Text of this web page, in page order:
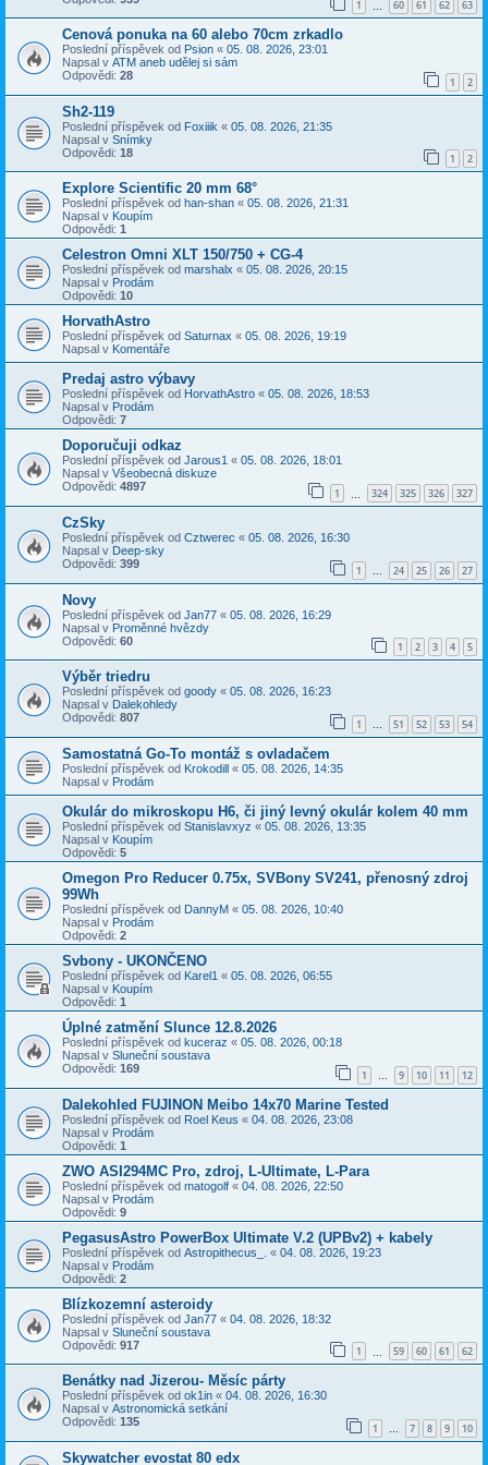
1 60 61 62 63
Cenová ponuka na 60 alebo 70cm zrkadlo
Poslední příspěvek od Psion « 05. 08. 2026, 23:01
Napsal v ATM aneb udělej si sám
Odpovědi: 28 1 2
Sh2-119
Poslední příspěvek od Foxiiik « 05. 08. 2026, 21:35
Napsal v Snímky
Odpovědi: 18 1 2
Explore Scientific 20 mm 68°
Poslední příspěvek od han-shan « 05. 08. 2026, 21:31
Napsal v Koupím
Odpovědi: 1
Celestron Omni XLT 150/750 + CG-4
Poslední příspěvek od marshalx « 05. 08. 2026, 20:15
Napsal v Prodám
Odpovědi: 10
HorvathAstro
Poslední příspěvek od Saturnax « 05. 08. 2026, 19:19
Napsal v Komentáře
Predaj astro výbavy
Poslední příspěvek od HorvathAstro « 05. 08. 2026, 18:53
Napsal v Prodám
Odpovědi: 7
Doporučuji odkaz
Poslední příspěvek od Jarous1 « 05. 08. 2026, 18:01
Napsal v Všeobecná diskuze
Odpovědi: 4897 1 324 325 326 327
CzSky
Poslední příspěvek od Cztwerec « 05. 08. 2026, 16:30
Napsal v Deep-sky
Odpovědi: 399 1 … 24 25 26 27
Novy
Poslední příspěvek od Jan77 « 05. 08. 2026, 16:29
Napsal v Proměnné hvězdy
Odpovědi: 60 1 2 3 4 5
Výběr triedru
Poslední příspěvek od goody « 05. 08. 2026, 16:23
Napsal v Dalekohledy
Odpovědi: 807 1 … 51 52 53 54
Samostatná Go-To montáž s ovladačem
Poslední příspěvek od Krokodill « 05. 08. 2026, 14:35
Napsal v Prodám
Okulár do mikroskopu H6, či jiný levný okulár kolem 40 mm
Poslední příspěvek od Stanislavxyz « 05. 08. 2026, 13:35
Napsal v Koupím
Odpovědi: 5
Omegon Pro Reducer 0.75x, SVBony SV241, přenosný zdroj
99Wh
Poslední příspěvek od DannyM « 05. 08. 2026, 10:40
Napsal v Prodám
Odpovědi: 2
Svbony - UKONČENO
Poslední příspěvek od Karel1 « 05. 08. 2026, 06:55
Napsal v Koupím
Odpovědi: 1
Úplné zatmění Slunce 12.8.2026
Poslední příspěvek od kuceraz « 05. 08. 2026, 00:18
Napsal v Sluneční soustava
Odpovědi: 169 1 … 9 10 11 12
Dalekohled FUJINON Meibo 14x70 Marine Tested
Poslední příspěvek od Roel Keus « 04. 08. 2026, 23:08
Napsal v Prodám
Odpovědi: 1
ZWO ASI294MC Pro, zdroj, L-Ultimate, L-Para
Poslední příspěvek od matogolf « 04. 08. 2026, 22:50
Napsal v Prodám
Odpovědi: 9
PegasusAstro PowerBox Ultimate V.2 (UPBv2) + kabely
Poslední příspěvek od Astropithecus_. « 04. 08. 2026, 19:23
Napsal v Prodám
Odpovědi: 2
Blízkozemní asteroidy
Poslední příspěvek od Jan77 « 04. 08. 2026, 18:32
Napsal v Sluneční soustava
Odpovědi: 917 1 59 60 61 62
Benátky nad Jizerou- Měsíc párty
Poslední příspěvek od ok1in « 04. 08. 2026, 16:30
Napsal v Astronomická setkání
Odpovědi: 135 1 … 7 8 9 10
Skywatcher evostat 80 edx